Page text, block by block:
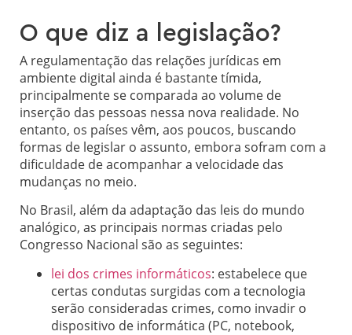
O que diz a legislação?
A regulamentação das relações jurídicas em
ambiente digital ainda é bastante tímida,
principalmente se comparada ao volume de
inserção das pessoas nessa nova realidade. No
entanto, os países vêm, aos poucos, buscando
formas de legislar o assunto, embora sofram com a
dificuldade de acompanhar a velocidade das
mudanças no meio.
No Brasil, além da adaptação das leis do mundo
analógico, as principais normas criadas pelo
Congresso Nacional são as seguintes:
lei dos crimes informáticos: estabelece que
certas condutas surgidas com a tecnologia
serão consideradas crimes, como invadir o
dispositivo de informática (PC, notebook,